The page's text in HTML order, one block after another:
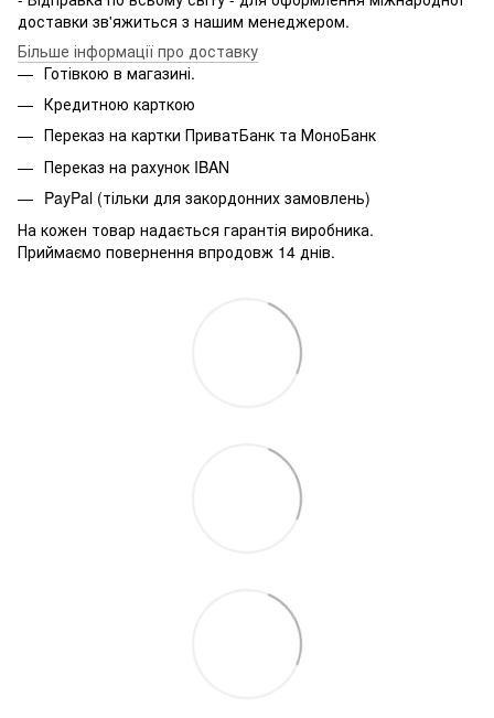
доставки зв'яжиться з нашим менеджером.
Більше інформації про доставку
Готівкою в магазині.
Кредитною карткою
Переказ на картки ПриватБанк та МоноБанк
Переказ на рахунок IBAN
PayPal (тільки для закордонних замовлень)
На кожен товар надається гарантія виробника.
Приймаємо повернення впродовж 14 днів.